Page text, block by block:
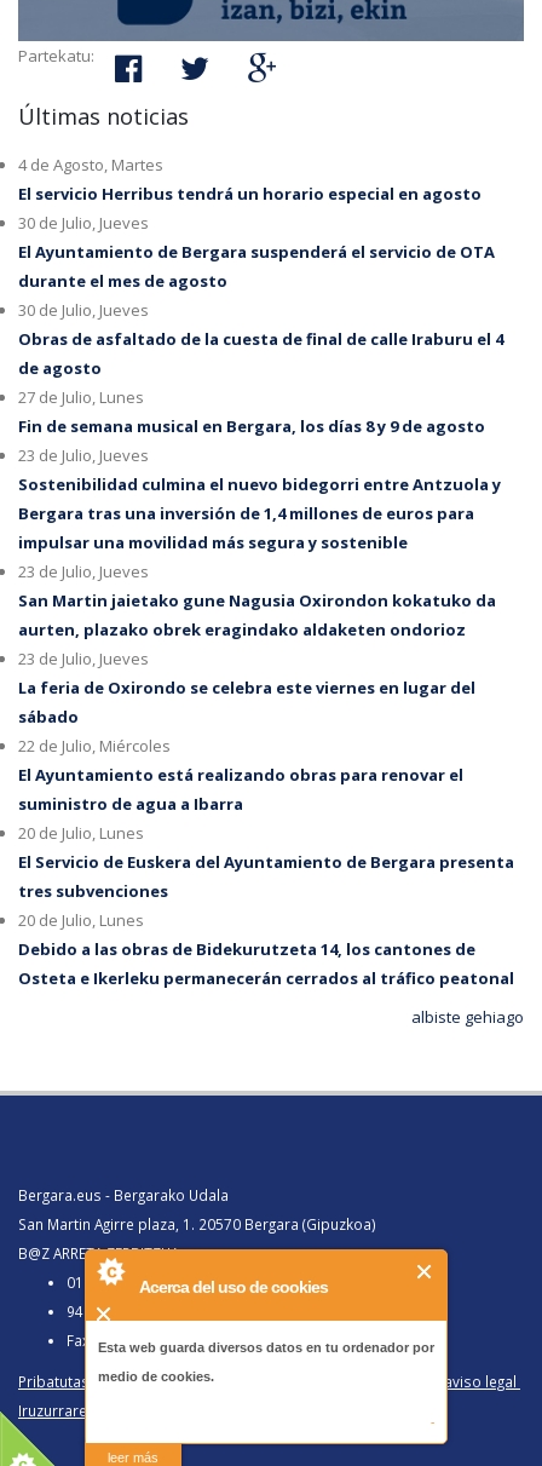
Acerca del uso de cookies
Esta web guarda diversos datos en tu ordenador por
medio de cookies.
-
leer más
Partekatu:
Últimas noticias
4 de Agosto, Martes
El servicio Herribus tendrá un horario especial en agosto
30 de Julio, Jueves
El Ayuntamiento de Bergara suspenderá el servicio de OTA
durante el mes de agosto
30 de Julio, Jueves
Obras de asfaltado de la cuesta de final de calle Iraburu el 4
de agosto
27 de Julio, Lunes
Fin de semana musical en Bergara, los días 8 y 9 de agosto
23 de Julio, Jueves
Sostenibilidad culmina el nuevo bidegorri entre Antzuola y
Bergara tras una inversión de 1,4 millones de euros para
impulsar una movilidad más segura y sostenible
23 de Julio, Jueves
San Martin jaietako gune Nagusia Oxirondon kokatuko da
aurten, plazako obrek eragindako aldaketen ondorioz
23 de Julio, Jueves
La feria de Oxirondo se celebra este viernes en lugar del
sábado
22 de Julio, Miércoles
El Ayuntamiento está realizando obras para renovar el
suministro de agua a Ibarra
20 de Julio, Lunes
El Servicio de Euskera del Ayuntamiento de Bergara presenta
tres subvenciones
20 de Julio, Lunes
Debido a las obras de Bidekurutzeta 14, los cantones de
Osteta e Ikerleku permanecerán cerrados al tráfico peatonal
albiste gehiago
Bergara.eus - Bergarako Udala
San Martin Agirre plaza, 1. 20570 Bergara (Gipuzkoa)
B@Z ARRETA ZERBITZUA:
010, Bergaratik deituz gero
943 77 91 00, Bergaraz kanpotik deituz gero
Faxa 943 77 91 63
Pribatutasun politika eta lege oharra
Política de privacidad y aviso legal
Iruzurraren Aurkako Politika